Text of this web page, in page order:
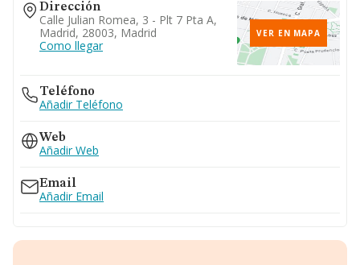
Dirección
Calle Julian Romea, 3 - Plt 7 Pta A,
Madrid, 28003, Madrid
Como llegar
VER EN MAPA
Teléfono
Añadir Teléfono
Web
Añadir Web
Email
Añadir Email